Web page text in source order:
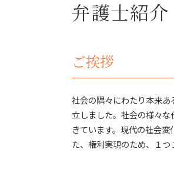
借金 払えない 自己破産
自己破産 知られたくな
払えない ローン 自己
自己破産 5年 住宅ロ
自己破産 弁護士
自己破産とは 家族
自己破産 手続き中
行政事件 とは
お金 貸した 音信不通
労働問題 法律
詐欺被害 問題
刑事事件
法律問題 弁護士
債権回収 弁護士
労働問題
弁護士紹介
ご挨拶
社会の隅々にわたり本来
立しました。社会の様々
きています。現代の社会
た、権利実現のため、１